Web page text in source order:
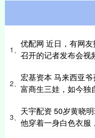
1、
优配网 近日，有网
召开的记者发布会视
2、
宏基资本 马来西亚
富商生三娃，如今独
3、
天宇配资 50岁黄晓
他穿着一身白色衣服